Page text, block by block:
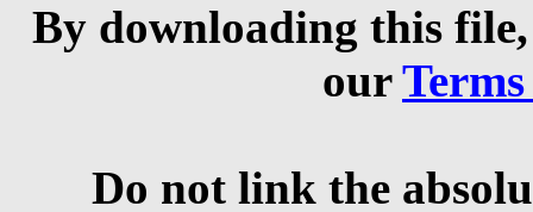
By downloading this
our
Do not link the